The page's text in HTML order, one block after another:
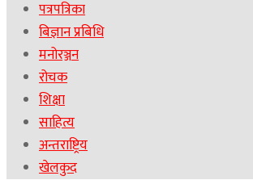
पत्रपत्रिका
बिज्ञान प्रबिधि
मनोरञ्जन
रोचक
शिक्षा
साहित्य
अन्तराष्ट्रिय
खेलकुद